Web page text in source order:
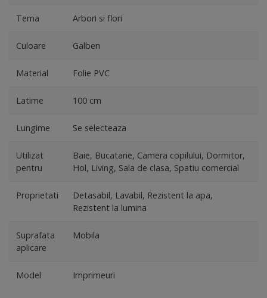
Tema Arbori si flori
Culoare Galben
Material Folie PVC
Latime 100 cm
Lungime Se selecteaza
Utilizat
pentru
Baie, Bucatarie, Camera copilului, Dormitor,
Hol, Living, Sala de clasa, Spatiu comercial
Proprietati
Detasabil, Lavabil, Rezistent la apa,
Rezistent la lumina
Suprafata
aplicare
Mobila
Model Imprimeuri